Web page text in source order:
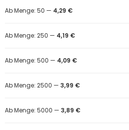
Ab Menge: 50 — 4,29 €
Ab Menge: 250 — 4,19 €
Ab Menge: 500 — 4,09 €
Ab Menge: 2500 — 3,99 €
Ab Menge: 5000 — 3,89 €